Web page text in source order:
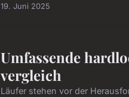
19. Juni 2025
Umfassende
vergleich
Läufer stehen vor der